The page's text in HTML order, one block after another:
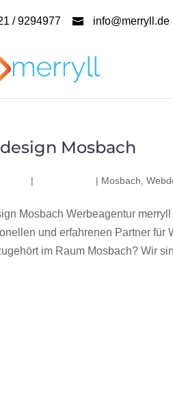
/ 9294977 info@merryll.de
Mosbach
| | Mosbach ,
Mosbach Werbeagentur
und erfahrenen Partner für
im Raum Mosbach? Wir